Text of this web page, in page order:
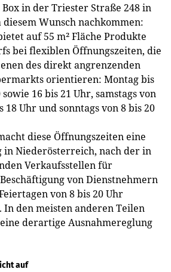
in der Triester Straße 248 in
Wunsch nachkommen:
auf 55 m² Fläche Produkte
bei flexiblen Öffnungszeiten, die
des direkt angrenzenden
orientieren: Montag bis
16 bis 21 Uhr, samstags von
18 Uhr und sonntags von 8 bis 20
diese Öffnungszeiten eine
in Niederösterreich, nach der in
Verkaufsstellen für
von Dienstnehmern
von 8 bis 20 Uhr
den meisten anderen Teilen
derartige Ausnahmereglung
auf